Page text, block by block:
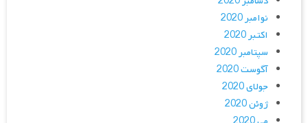
نوامبر 2020
اکتبر 2020
سپتامبر 2020
آگوست 2020
جولای 2020
ژوئن 2020